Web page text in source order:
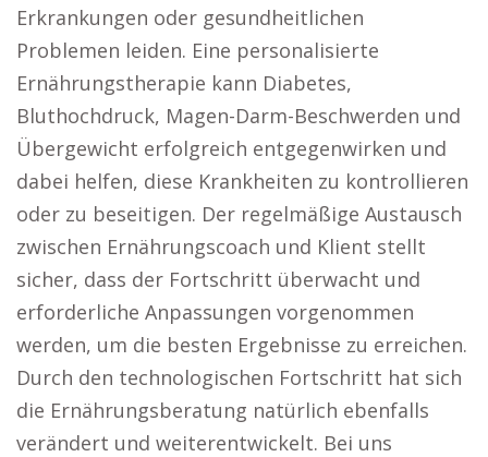
Erkrankungen oder gesundheitlichen
Problemen leiden. Eine personalisierte
Ernährungstherapie kann Diabetes,
Bluthochdruck, Magen-Darm-Beschwerden und
Übergewicht erfolgreich entgegenwirken und
dabei helfen, diese Krankheiten zu kontrollieren
oder zu beseitigen. Der regelmäßige Austausch
zwischen Ernährungscoach und Klient stellt
sicher, dass der Fortschritt überwacht und
erforderliche Anpassungen vorgenommen
werden, um die besten Ergebnisse zu erreichen.
Durch den technologischen Fortschritt hat sich
die Ernährungsberatung natürlich ebenfalls
verändert und weiterentwickelt. Bei uns